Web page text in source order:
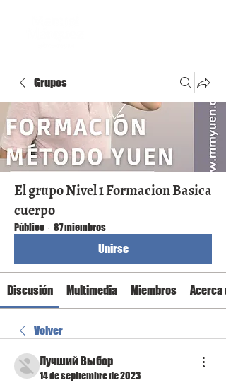
Grupos
El grupo Nivel 1 Formacion Basica
cuerpo
Público · 87 miembros
Unirse
Discusión Multimedia Miembros Acerca
Volver
Лучший Выбор
14 de septiembre de 2023